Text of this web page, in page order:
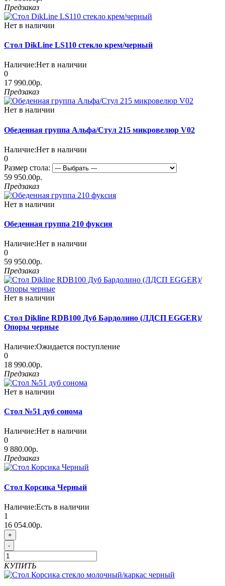
Предзаказ
Нет в наличии
Стол DikLine LS110 стекло крем/черный
Наличие:Нет в наличии
0
17 990.00р.
Предзаказ
Нет в наличии
Обеденная группа Альфа/Стул 215 микровелюр V02
Наличие:Нет в наличии
0
Размер стола:
59 950.00р.
Предзаказ
Нет в наличии
Обеденная группа 210 фуксия
Наличие:Нет в наличии
0
59 950.00р.
Предзаказ
Нет в наличии
Стол Dikline RDB100 Дуб Бардолино (ЛДСП EGGER)/
Опоры черные
Наличие:Ожидается поступление
0
18 990.00р.
Предзаказ
Нет в наличии
Стол №51 дуб сонома
Наличие:Нет в наличии
0
9 880.00р.
Предзаказ
Стол Корсика Черный
Наличие:Есть в наличии
1
16 054.00р.
+
-
КУПИТЬ